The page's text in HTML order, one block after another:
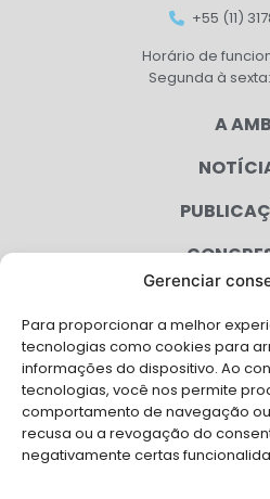
Gerenciar
Para proporcionar a melhor
tecnologias como cookies para
informações do dispositivo. Ao
tecnologias, você nos permite
comportamento de navegação ou
recusa ou a revogação do
negativamente certas
+55 (11)
Horário de
Segunda à
A AMB